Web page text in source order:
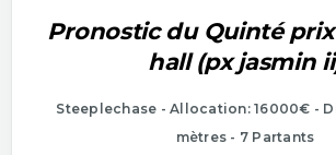
Pronostic du Quinté
hall (px jasmin
Steeplechase - Allocation: 16000€ -
mètres - 7 Partants